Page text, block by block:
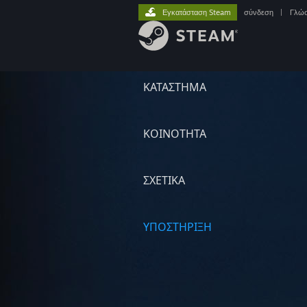
ΚΑΤΑΣΤΗΜΑ
ΚΟΙΝΟΤΗΤΑ
ΣΧΕΤΙΚΆ
ΥΠΟΣΤΗΡΙΞΗ
Εγκατάσταση Steam σύνδεση